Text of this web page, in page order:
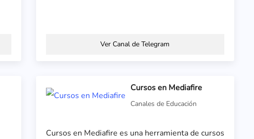
Ver Canal de Telegram
Cursos en Mediafire
Canales de Educación
Cursos en Mediafire es una herramienta de cursos